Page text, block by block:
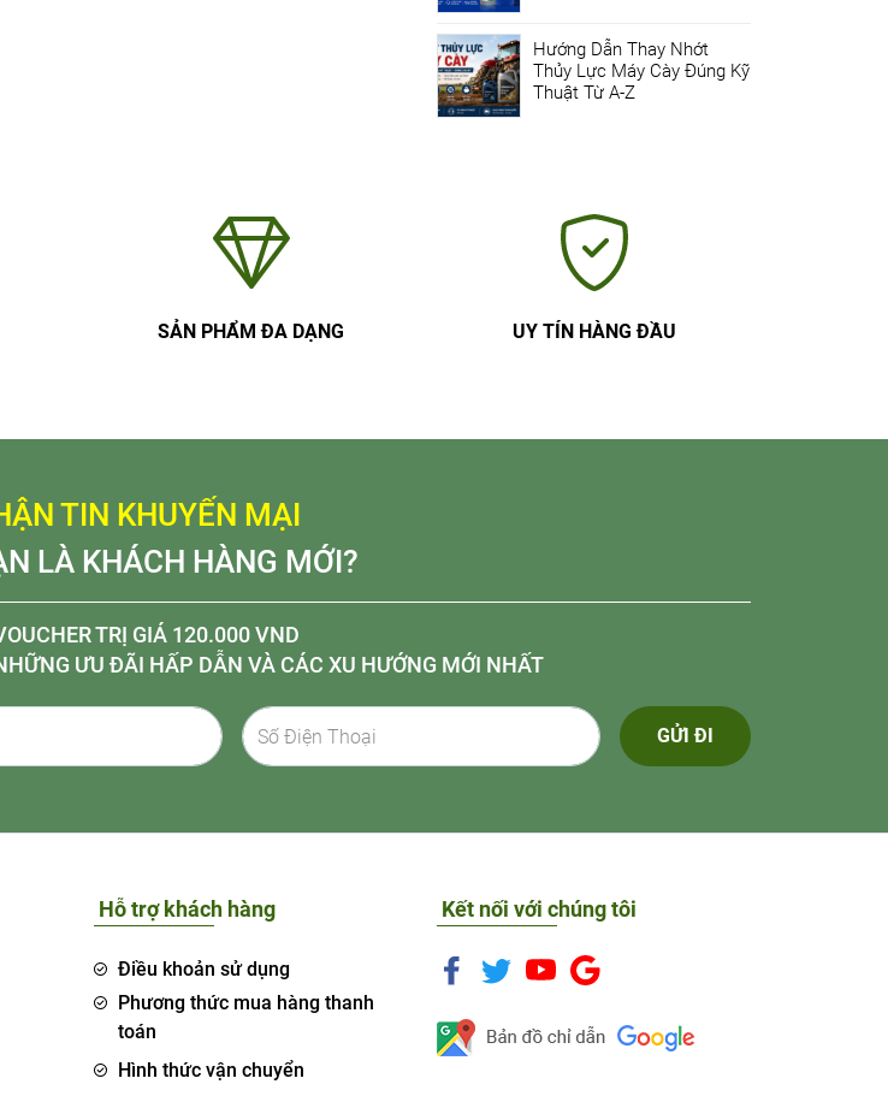
Hướng Dẫn Thay Nhớt
Thủy Lực Máy Cày Đúng Kỹ
Thuật Từ A-Z
SẢN PHẨM ĐA DẠNG UY TÍN HÀNG ĐẦU
TIN KHUYẾN MẠI
LÀ KHÁCH HÀNG MỚI?
TRỊ GIÁ 120.000 VND
ƯU ĐÃI HẤP DẪN VÀ CÁC XU HƯỚNG MỚI NHẤT
GỬI ĐI
Hỗ trợ khách hàng
Điều khoản sử dụng
Phương thức mua hàng thanh
toán
Hình thức vận chuyển
Kết nối với chúng tôi